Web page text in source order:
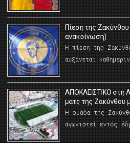
Πίεση της
ανακοίνωση)
Η πίεση της
αυξάνεται
AΠΟΚΛΕΙΣΤΙΚΟ στη
ματς της Ζακύνθου
Η ομάδα της
αγωνιστεί εντός